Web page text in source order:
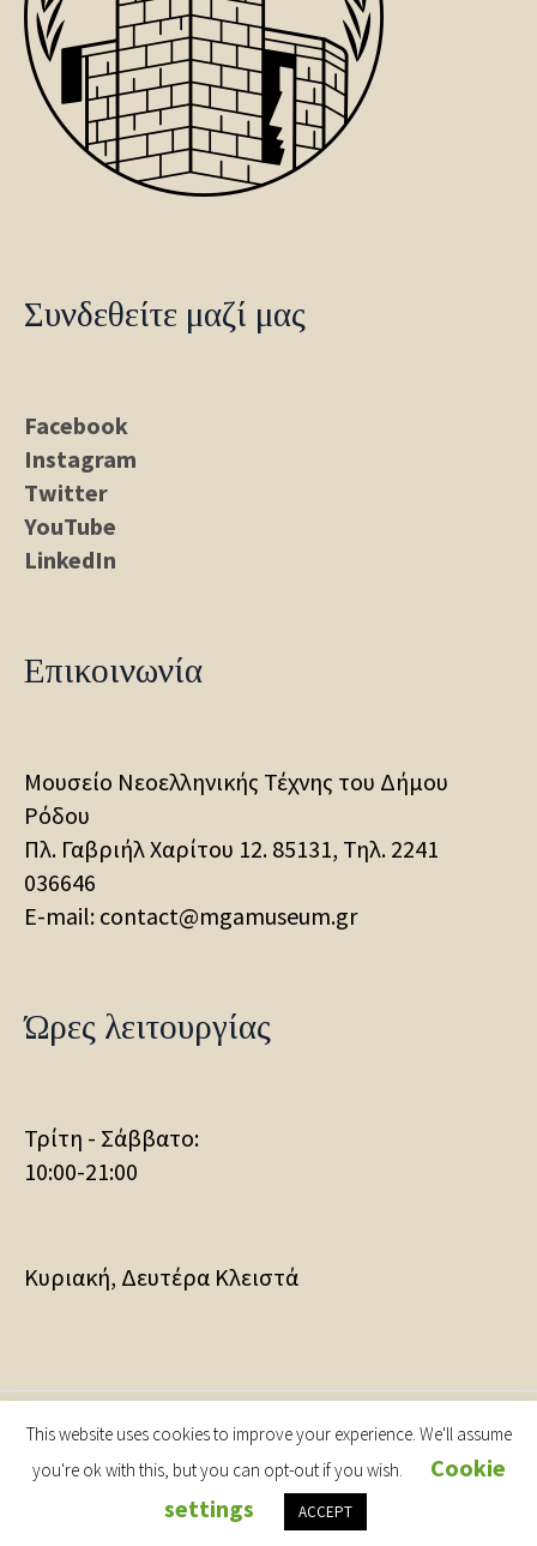
Συνδεθείτε μαζί μας
Facebook
Instagram
Twitter
YouTube
LinkedIn
Επικοινωνία
Μουσείο Νεοελληνικής Τέχνης του Δήμου
Ρόδου
Πλ. Γαβριήλ Χαρίτου 12. 85131, Τηλ. 2241
036646
E-mail: contact@mgamuseum.gr
Ώρες λειτουργίας
Τρίτη - Σάββατο:
10:00-21:00
Κυριακή, Δευτέρα Κλειστά
Museum of Modern Greek Art, Municipality of Rhodes
© 2019-2025 / All Rights Reserved. | Powered by
www.mgk.com.gr
This website uses cookies to improve your experience. We'll assume
you're ok with this, but you can opt-out if you wish.
Cookie
settings
ACCEPT